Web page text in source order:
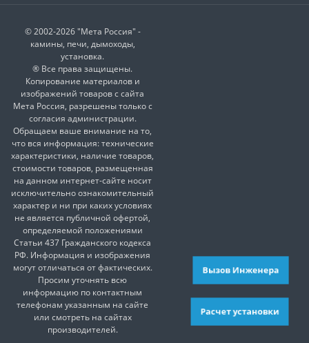
© 2002-2026 "Мета Россия" -
камины, печи, дымоходы,
установка.
® Все права защищены.
Копирование материалов и
изображений товаров с сайта
Мета Россия, разрешены только с
согласия администрации.
Обращаем ваше внимание на то,
что вся информация: технические
характеристики, наличие товаров,
стоимости товаров, размещенная
на данном интернет-сайте носит
исключительно ознакомительный
характер и ни при каких условиях
не является публичной офертой,
определяемой положениями
Статьи 437 Гражданского кодекса
РФ. Информация и изображения
могут отличаться от фактических.
Просим уточнять всю
информацию по контактным
телефонам указанным на сайте
или смотреть на сайтах
производителей.
Расчет установки
Вызов Инженера